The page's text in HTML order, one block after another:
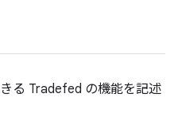
る Tradefed の機能を記述